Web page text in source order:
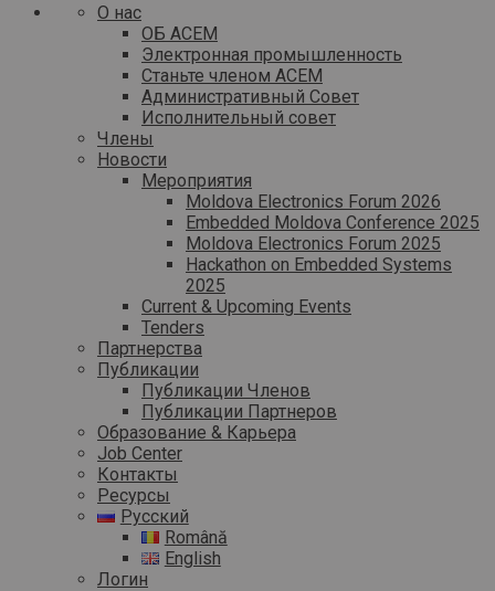
О нас
ОБ ACEM
Электронная промышленность
Станьте членом ACEM
Административный Совет
Исполнительный совет
Члены
Новости
Мероприятия
Moldova Electronics Forum 2026
Embedded Moldova Conference 2025
Moldova Electronics Forum 2025
Hackathon on Embedded Systems
2025
Current & Upcoming Events
Tenders
Партнерства
Публикации
Публикации Членов
Публикации Партнеров
Образование & Карьера
Job Center
Контакты
Ресурсы
Русский
Română
English
Логин